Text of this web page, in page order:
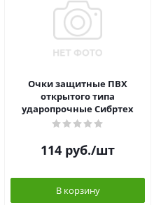
Очки защитные ПВХ
открытого типа
ударопрочные Сибртех
114 руб./шт
В корзину